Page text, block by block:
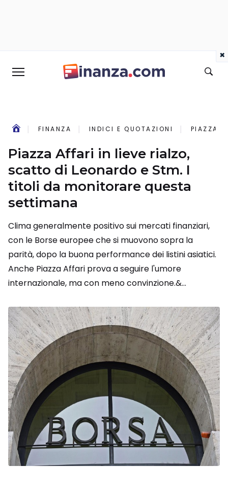
FINANZA INDICI E QUOTAZIONI PIAZZA
Piazza Affari in lieve rialzo,
scatto di Leonardo e Stm. I
titoli da monitorare questa
settimana
Clima generalmente positivo sui mercati finanziari,
con le Borse europee che si muovono sopra la
parità, dopo la buona performance dei listini asiatici.
Anche Piazza Affari prova a seguire l'umore
internazionale, ma con meno convinzione.&...
×